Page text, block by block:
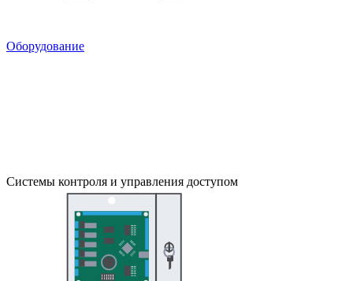
Оборудование
Системы контроля и управления доступом